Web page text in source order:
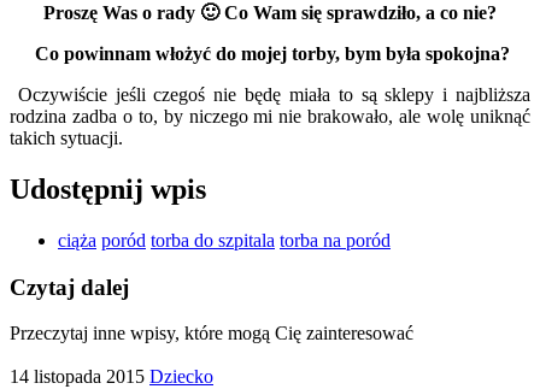
Proszę Was o rady 🙂 Co Wam się sprawdziło, a co nie?
Co powinnam włożyć do mojej torby, bym była spokojna?
Oczywiście jeśli czegoś nie będę miała to są sklepy i najbliższa
rodzina zadba o to, by niczego mi nie brakowało, ale wolę uniknąć
takich sytuacji.
Udostępnij wpis
ciąża poród torba do szpitala torba na poród
Czytaj dalej
Przeczytaj inne wpisy, które mogą Cię zainteresować
14 listopada 2015 Dziecko